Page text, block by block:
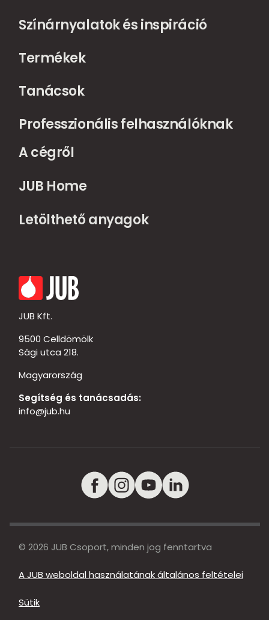
Színárnyalatok és inspiráció
Termékek
Tanácsok
Professzionális felhasználóknak
A cégről
JUB Home
Letölthető anyagok
JUB Kft.
9500 Celldömölk
Sági utca 218.
Magyarország
Segítség és tanácsadás:
info@jub.hu
© 2026 JUB Csoport, minden jog fenntartva
A JUB weboldal használatának általános feltételei
Sütik